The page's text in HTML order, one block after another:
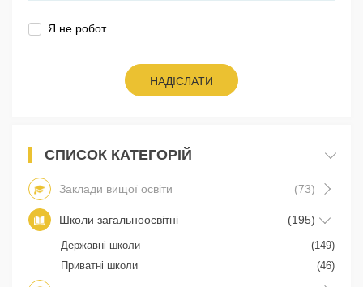
Я не робот
НАДІСЛАТИ
СПИСОК КАТЕГОРІЙ
Заклади вищої освіти (73)
Школи загальноосвітні (195)
Державні школи
(149)
Приватні школи
(46)